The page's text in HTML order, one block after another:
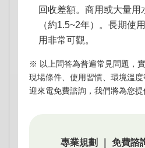
回收差額。商用或大量用
（約1.5~2年）。長期使
用非常可觀。
※ 以上問答為普遍常見問題，
現場條件、使用習慣、環境溫
迎來電免費諮詢，我們將為您提
專業規劃 ｜ 免費諮